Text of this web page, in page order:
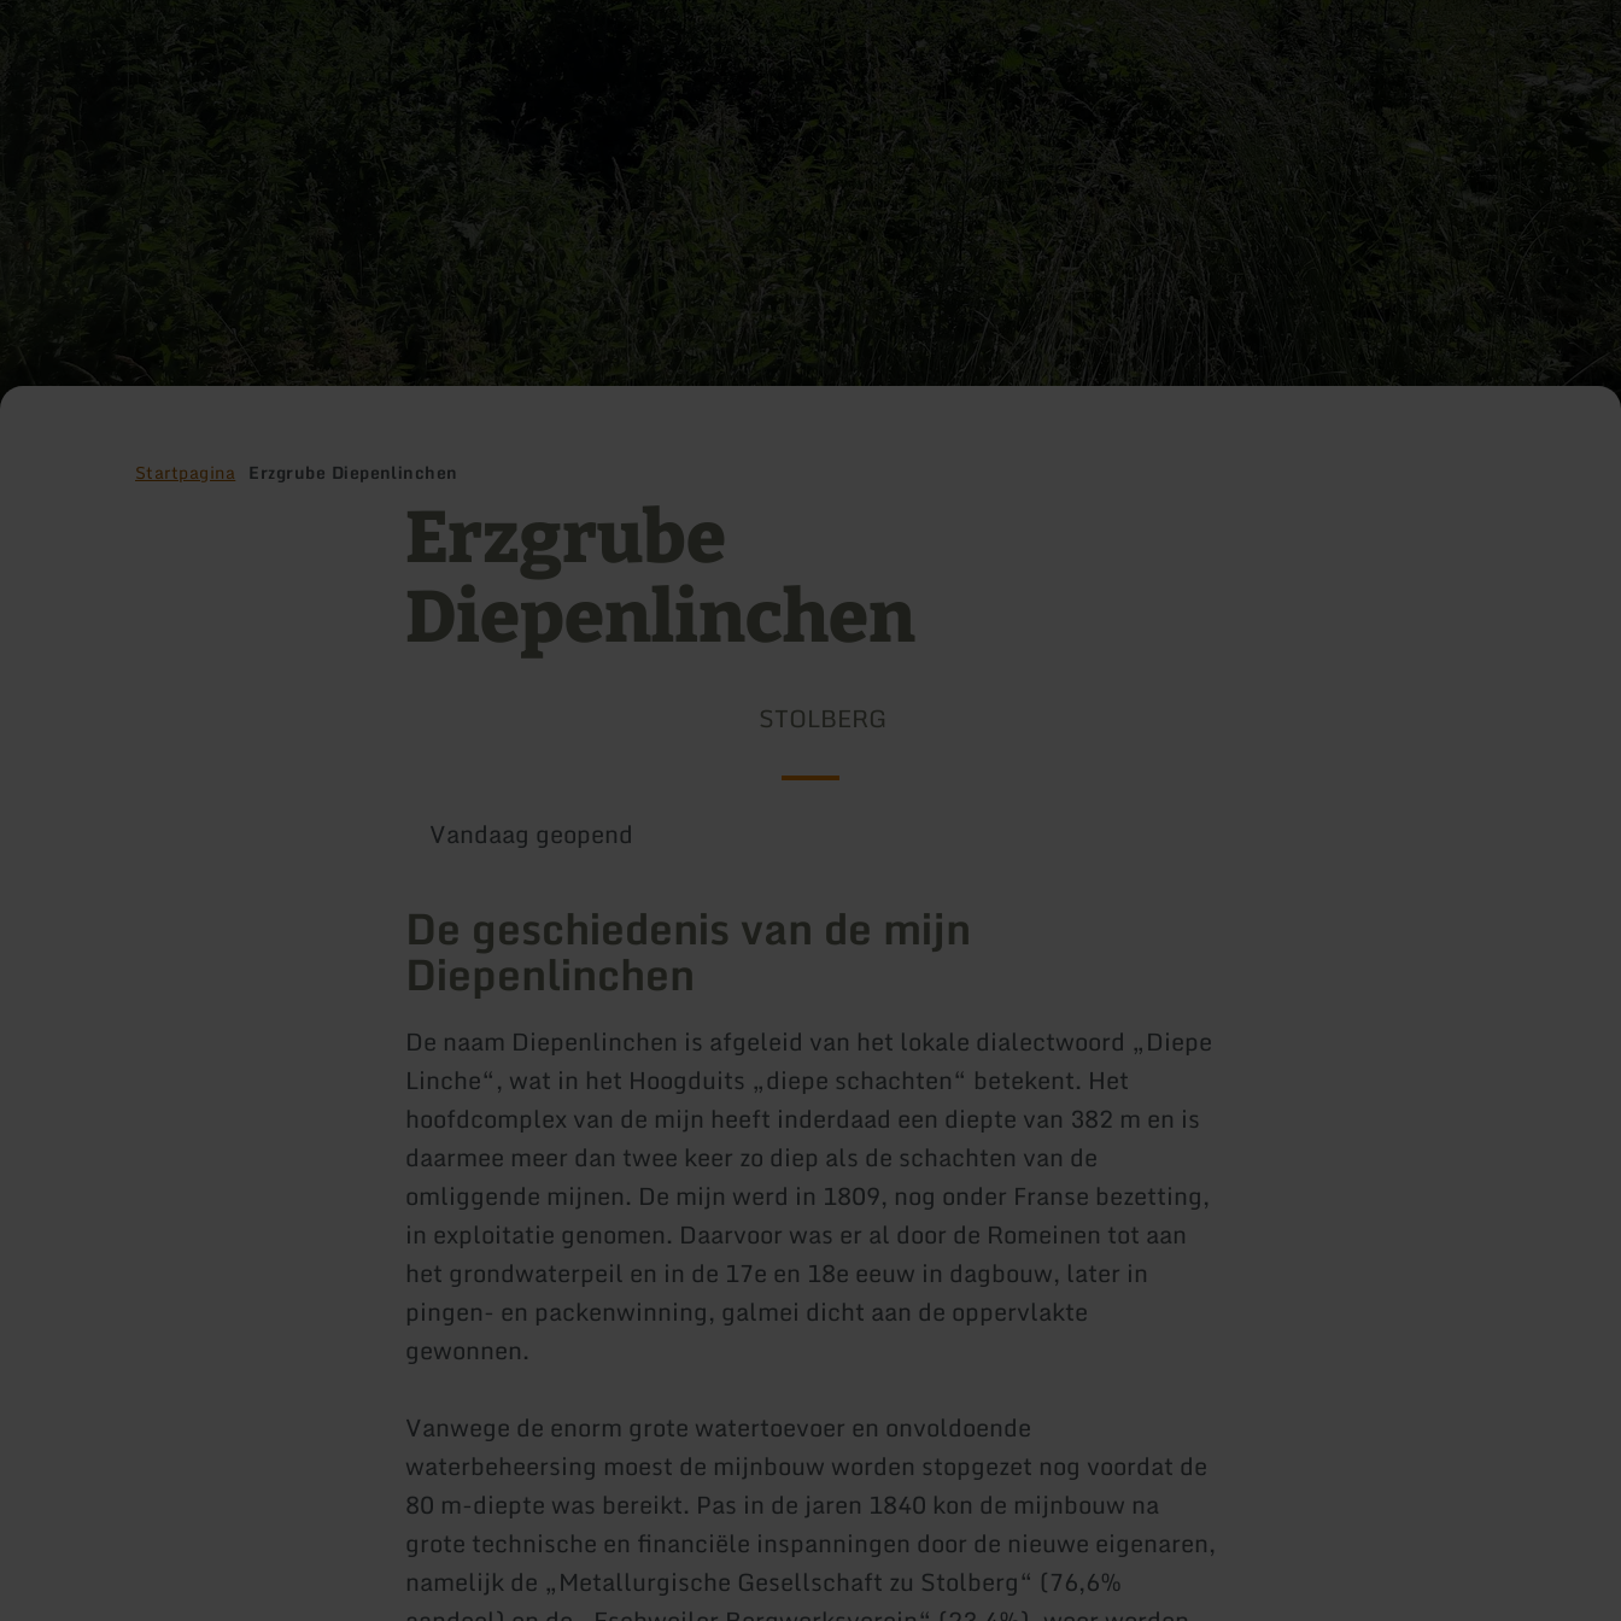
Startpagina Erzgrube Diepenlinchen
Erzgrube
Diepenlinchen
STOLBERG
Vandaag geopend
De geschiedenis van de mijn
Diepenlinchen
De naam Diepenlinchen is afgeleid van het lokale dialectwoord „Diepe
Linche“, wat in het Hoogduits „diepe schachten“ betekent. Het
hoofdcomplex van de mijn heeft inderdaad een diepte van 382 m en is
daarmee meer dan twee keer zo diep als de schachten van de
omliggende mijnen. De mijn werd in 1809, nog onder Franse bezetting,
in exploitatie genomen. Daarvoor was er al door de Romeinen tot aan
het grondwaterpeil en in de 17e en 18e eeuw in dagbouw, later in
pingen- en packenwinning, galmei dicht aan de oppervlakte
gewonnen.
Vanwege de enorm grote watertoevoer en onvoldoende
waterbeheersing moest de mijnbouw worden stopgezet nog voordat de
80 m-diepte was bereikt. Pas in de jaren 1840 kon de mijnbouw na
grote technische en financiële inspanningen door de nieuwe eigenaren,
namelijk de „Metallurgische Gesellschaft zu Stolberg“ (76,6%